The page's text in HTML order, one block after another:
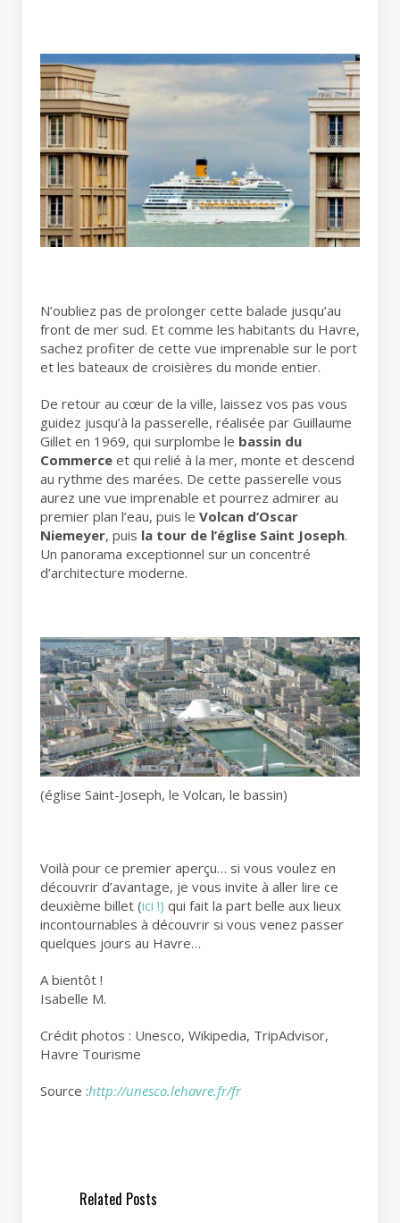
N’oubliez pas de prolonger cette balade jusqu’au
front de mer sud. Et comme les habitants du Havre,
sachez profiter de cette vue imprenable sur le port
et les bateaux de croisières du monde entier.
De retour au cœur de la ville, laissez vos pas vous
guidez jusqu’à la passerelle, réalisée par Guillaume
Gillet en 1969, qui surplombe le bassin du
Commerce et qui relié à la mer, monte et descend
au rythme des marées. De cette passerelle vous
aurez une vue imprenable et pourrez admirer au
premier plan l’eau, puis le Volcan d’Oscar
Niemeyer, puis la tour de l’église Saint Joseph.
Un panorama exceptionnel sur un concentré
d’architecture moderne.
(église Saint-Joseph, le Volcan, le bassin)
Voilà pour ce premier aperçu… si vous voulez en
découvrir d’avantage, je vous invite à aller lire ce
deuxième billet (ici !) qui fait la part belle aux lieux
incontournables à découvrir si vous venez passer
quelques jours au Havre…
A bientôt !
Isabelle M.
Crédit photos : Unesco, Wikipedia, TripAdvisor,
Havre Tourisme
Source :http://unesco.lehavre.fr/fr
Related Posts